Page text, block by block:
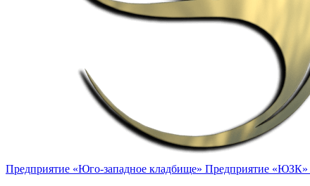
Предприятие «Юго-западное кладбище» Предприятие «ЮЗК»